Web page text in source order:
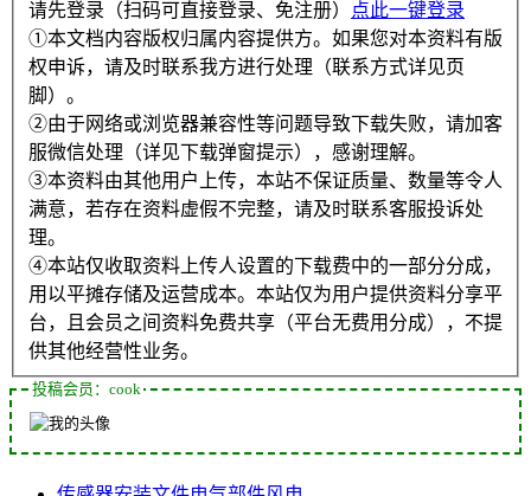
请先登录（扫码可直接登录、免注册）
点此一键登录
①本文档内容版权归属内容提供方。如果您对本资料有版
权申诉，请及时联系我方进行处理（联系方式详见页
脚）。
②由于网络或浏览器兼容性等问题导致下载失败，请加客
服微信处理（详见下载弹窗提示），感谢理解。
③本资料由其他用户上传，本站不保证质量、数量等令人
满意，若存在资料虚假不完整，请及时联系客服投诉处
理。
④本站仅收取资料上传人设置的下载费中的一部分分成，
用以平摊存储及运营成本。本站仅为用户提供资料分享平
台，且会员之间资料免费共享（平台无费用分成），不提
供其他经营性业务。
投稿会员：cook